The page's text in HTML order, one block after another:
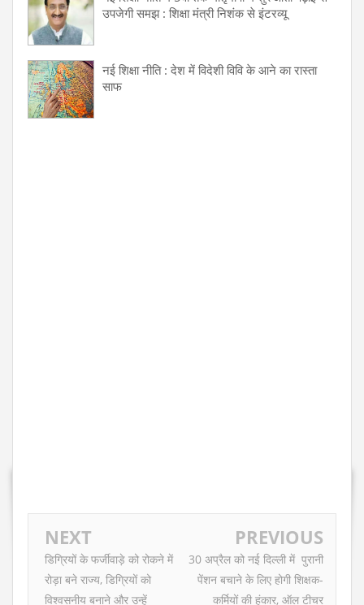
उपजेगी समझ : शिक्षा मंत्री निशंक से इंटरव्यू
नई शिक्षा नीति : देश में विदेशी विवि के आने का रास्ता
साफ
NEXT
डिग्रियों के फर्जीवाड़े को रोकने में
रोड़ा बने राज्य, डिग्रियों को
विश्वसनीय बनाने और उन्हें
PREVIOUS
30 अप्रैल को नई दिल्ली में पुरानी
पेंशन बचाने के लिए होगी शिक्षक-
कर्मियों की हुंकार, ऑल टीचर